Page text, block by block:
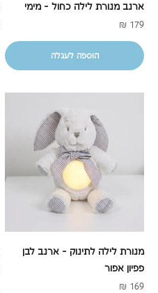
ארנב מנורת לילה כחול - מימי
מחיר מבצע
179 ₪
הוספה לעגלה
מנורת לילה לתינוק - ארנב לבן
פפיון אפור
מחיר מבצע
169 ₪